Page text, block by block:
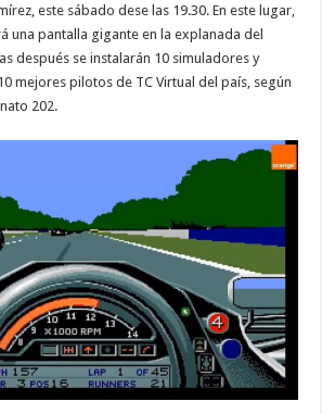
este sábado dese las 19.30. En este lugar,
una pantalla gigante en la explanada del
después se instalarán 10 simuladores y
mejores pilotos de TC Virtual del país, según
202.